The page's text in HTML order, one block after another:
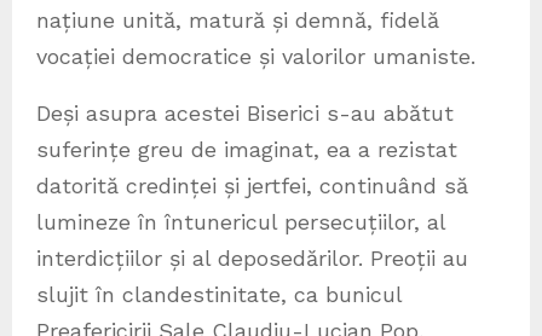
națiune unită, matură și demnă, fidelă
vocației democratice și valorilor umaniste.
Deși asupra acestei Biserici s-au abătut
suferințe greu de imaginat, ea a rezistat
datorită credinței și jertfei, continuând să
lumineze în întunericul persecuțiilor, al
interdicțiilor și al deposedărilor. Preoții au
slujit în clandestinitate, ca bunicul
Preafericirii Sale Claudiu-Lucian Pop,